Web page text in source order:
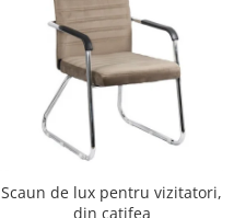
Scaun de lux pentru vizitatori,
din catifea